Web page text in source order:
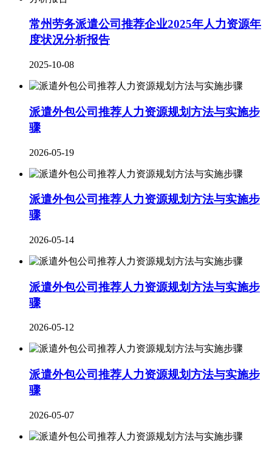
常州劳务派遣公司推荐企业2025年人力资源年
度状况分析报告
2025-10-08
派遣外包公司推荐人力资源规划方法与实施步
骤
2026-05-19
派遣外包公司推荐人力资源规划方法与实施步
骤
2026-05-14
派遣外包公司推荐人力资源规划方法与实施步
骤
2026-05-12
派遣外包公司推荐人力资源规划方法与实施步
骤
2026-05-07